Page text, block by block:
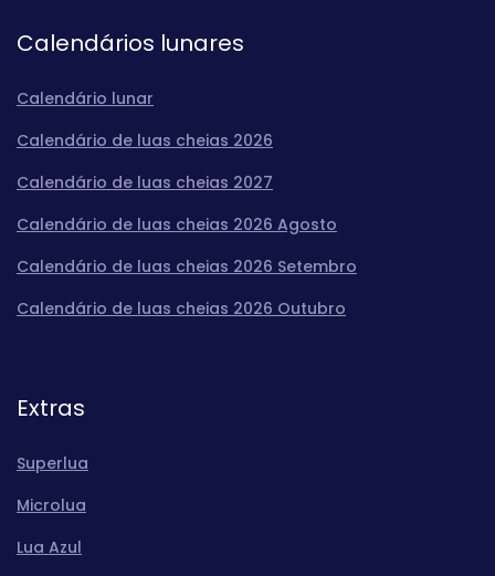
Calendários lunares
Calendário lunar
Calendário de luas cheias 2026
Calendário de luas cheias 2027
Calendário de luas cheias 2026 Agosto
Calendário de luas cheias 2026 Setembro
Calendário de luas cheias 2026 Outubro
Extras
Superlua
Microlua
Lua Azul